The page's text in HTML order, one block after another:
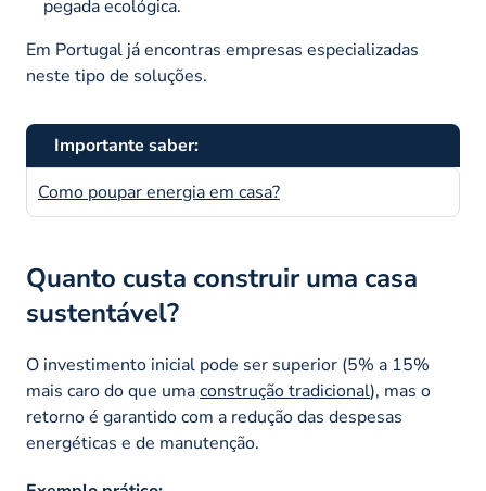
pegada ecológica.
Em Portugal já encontras empresas especializadas
neste tipo de soluções.
Importante saber:
Como poupar energia em casa?
Quanto custa construir uma casa
sustentável?
O investimento inicial pode ser superior (5% a 15%
mais caro do que umaconstrução tradicional), mas o
retorno é garantido com a redução das despesas
energéticas e de manutenção.